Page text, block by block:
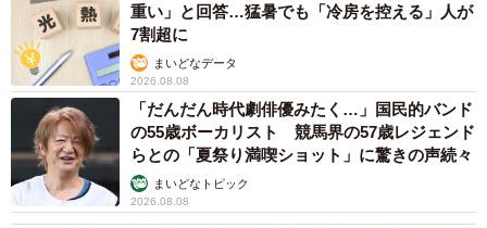
重い」と回答…猛暑でも「冷房を控える」人が
7割超に
まいどなデータ
2026.08.08
「だんだん時代劇俳優みたく…」国民的バンド
の55歳ボーカリスト 競馬界の57歳レジェンド
らとの「夏祭り満喫ショット」に驚きの声続々
まいどなトピック
2026.08.08